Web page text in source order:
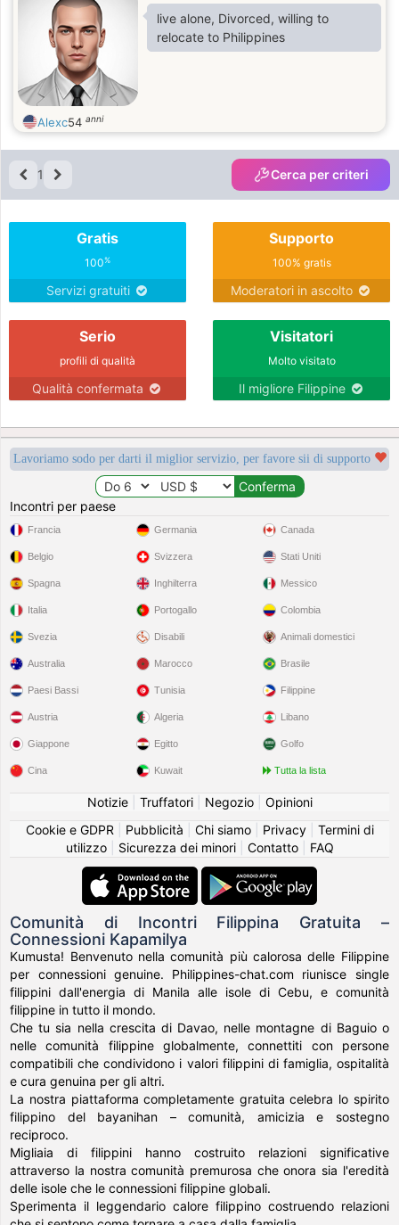
live alone, Divorced, willing to
relocate to Philippines
Alexc54 anni
1 Cerca per criteri
Gratis
100%
Servizi gratuiti
Supporto
100% gratis
Moderatori in ascolto
Serio
profili di qualità
Qualità confermata
Visitatori
Molto visitato
Il migliore Filippine
Lavoriamo sodo per darti il miglior servizio, per favore sii di supporto
Incontri per paese
Francia
Belgio
Spagna
Italia
Svezia
Germania
Svizzera
Inghilterra
Portogallo
Disabili
Canada
Stati Uniti
Messico
Colombia
Animali domestici
Australia
Paesi Bassi
Austria
Giappone
Cina
Marocco
Tunisia
Algeria
Egitto
Kuwait
Brasile
Filippine
Libano
Golfo
Tutta la lista
Notizie| Truffatori| Negozio| Opinioni
Cookie e GDPR
Pubblicità Chi siamo| Privacy| Termini di
utilizzo| Sicurezza dei minori| Contatto| FAQ
Comunità di Incontri Filippina Gratuita –
Connessioni Kapamilya
Kumusta! Benvenuto nella comunità più calorosa delle Filippine
per connessioni genuine. Philippines-chat.com riunisce single
filippini dall'energia di Manila alle isole di Cebu, e comunità
filippine in tutto il mondo.
Che tu sia nella crescita di Davao, nelle montagne di Baguio o
nelle comunità filippine globalmente, connettiti con persone
compatibili che condividono i valori filippini di famiglia, ospitalità
e cura genuina per gli altri.
La nostra piattaforma completamente gratuita celebra lo spirito
filippino del bayanihan – comunità, amicizia e sostegno
reciproco.
Migliaia di filippini hanno costruito relazioni significative
attraverso la nostra comunità premurosa che onora sia l'eredità
delle isole che le connessioni filippine globali.
Sperimenta il leggendario calore filippino costruendo relazioni